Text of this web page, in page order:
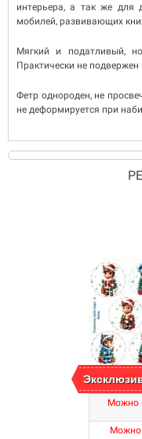
интерьера, а так же для
мобилей, развивающих
Мягкий и податливый,
Практически не подвержен
Фетр однороден, не
не деформируется при
Можно
Можно